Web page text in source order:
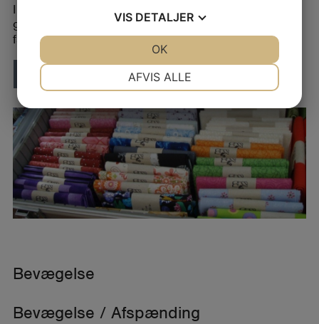
I disse tider, hvor vi går ind for genbrug er det en
god måde at deltage på vores kursus og få en
fagmand og dygtig instruktør Vagn Sorknæs…
LÆS MERE
Bevægelse
Bevægelse / Afspænding
VIS DETALJER
MARKETING STATISTIK
AFVIS ALLE
OK